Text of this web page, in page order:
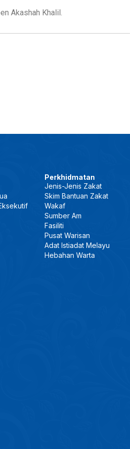
Akashah Khalil.
Perkhidmatan
Jenis-Jenis Zakat
Skim Bantuan Zakat
Wakaf
Sumber Am
Fasiliti
Pusat Warisan
Adat Istiadat Melayu
Hebahan Warta